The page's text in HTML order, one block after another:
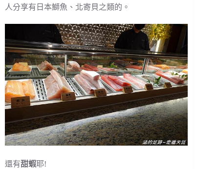
人分享有日本鰤魚、北寄貝之類的。
還有甜蝦耶!